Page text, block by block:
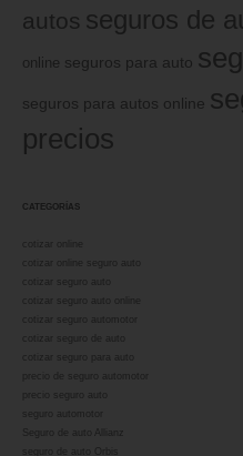
autos seguros de
online seguros para auto
seguros para autos online
precios
CATEGORÍAS
cotizar online
cotizar online seguro auto
cotizar seguro auto
cotizar seguro auto online
cotizar seguro automotor
cotizar seguro de auto
cotizar seguro para auto
Seguro de auto Allianz